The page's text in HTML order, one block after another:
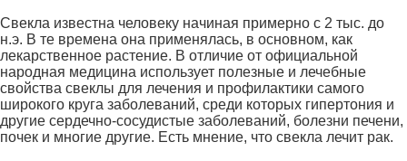
Свекла известна человеку начиная примерно с 2 тыс. до
н.э. В те времена она применялась, в основном, как
лекарственное растение. В отличие от официальной
народная медицина использует полезные и лечебные
свойства свеклы для лечения и профилактики самого
широкого круга заболеваний, среди которых гипертония и
другие сердечно-сосудистые заболеваний, болезни печени,
почек и многие другие. Есть мнение, что свекла лечит рак.